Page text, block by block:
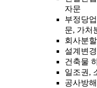
자문
부정당
문, 가처
회사분
설계변
건축물
일조권,
공사방